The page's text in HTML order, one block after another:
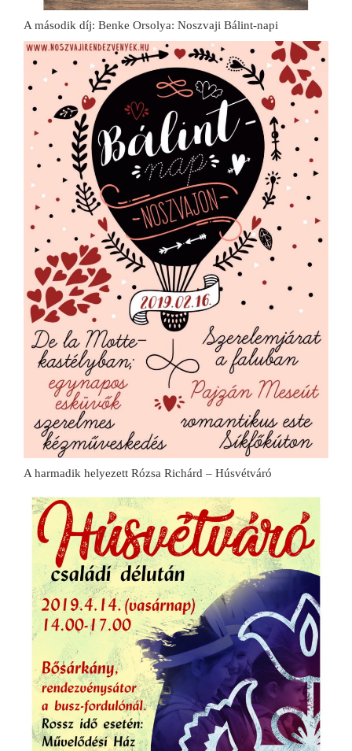
A második díj: Benke Orsolya: Noszvaji Bálint-napi
A harmadik helyezett Rózsa Richárd – Húsvétváró